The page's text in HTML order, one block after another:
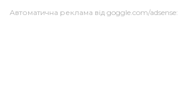
Автоматична реклама від goggle.com/adsense: